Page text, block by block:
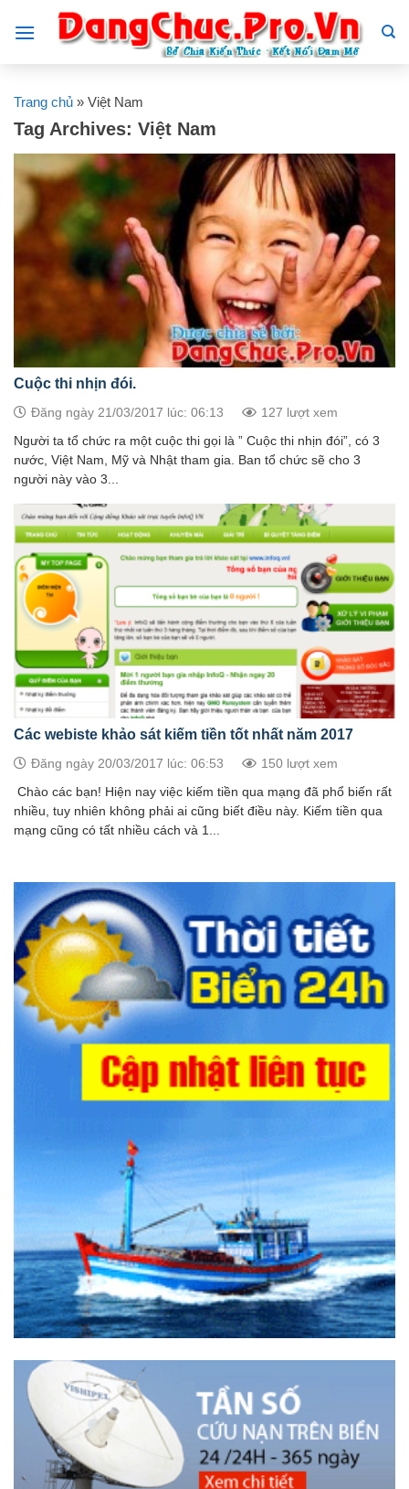
Trang chủ » Việt Nam
Tag Archives: Việt Nam
Cuộc thi nhịn đói.
Đăng ngày 21/03/2017 lúc: 06:13 127 lượt xem
Người ta tổ chức ra một cuộc thi gọi là ” Cuộc thi nhịn đói”, có 3
nước, Việt Nam, Mỹ và Nhật tham gia. Ban tổ chức sẽ cho 3
người này vào 3...
Các webiste khảo sát kiếm tiền tốt nhất năm 2017
Đăng ngày 20/03/2017 lúc: 06:53 150 lượt xem
Chào các bạn! Hiện nay việc kiếm tiền qua mạng đã phổ biến rất
nhiều, tuy nhiên không phải ai cũng biết điều này. Kiếm tiền qua
mạng cũng có tất nhiều cách và 1...